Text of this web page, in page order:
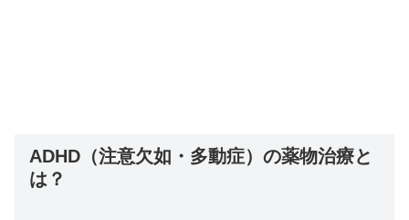
ADHD（注意欠如・多動症）の薬物治療と
は？